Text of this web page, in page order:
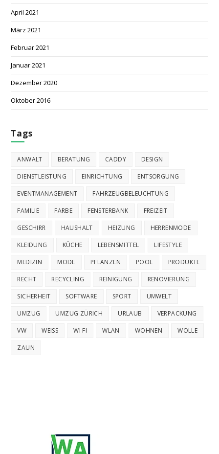
April 2021
März 2021
Februar 2021
Januar 2021
Dezember 2020
Oktober 2016
Tags
ANWALT BERATUNG CADDY DESIGN
DIENSTLEISTUNG EINRICHTUNG ENTSORGUNG
EVENTMANAGEMENT FAHRZEUGBELEUCHTUNG
FAMILIE FARBE FENSTERBANK FREIZEIT
GESCHIRR HAUSHALT HEIZUNG HERRENMODE
KLEIDUNG KÜCHE LEBENSMITTEL LIFESTYLE
MEDIZIN MODE PFLANZEN POOL PRODUKTE
RECHT RECYCLING REINIGUNG RENOVIERUNG
SICHERHEIT SOFTWARE SPORT UMWELT
UMZUG UMZUG ZÜRICH URLAUB VERPACKUNG
VW WEISS WI FI WLAN WOHNEN WOLLE
ZAUN